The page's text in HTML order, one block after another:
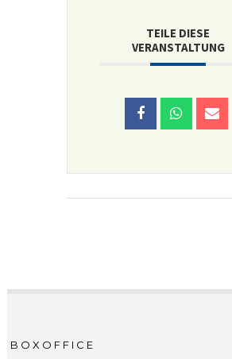
TEILE DIESE
VERANSTALTUNG
BOXOFFICE